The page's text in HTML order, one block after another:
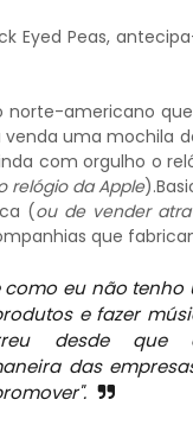
Eyed Peas,
americano
uma mochila
com orgulho o
relógio da Apple
(ou de vender
que
eu não
e fazer
desde que
das